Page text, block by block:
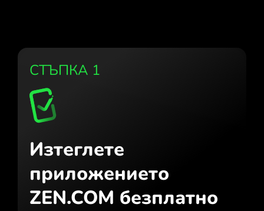
СТЪПКА 1
Изтеглете
приложението
ZEN.COM безплатно